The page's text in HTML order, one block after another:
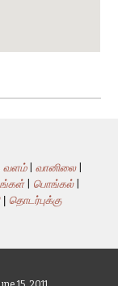
வளம்| வானிலை|
| பொங்கல்|
தொடர்புக்கு